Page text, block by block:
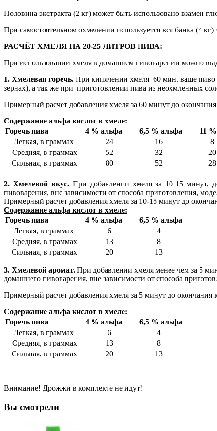
Половина экстракта (2 кг) может быть использовано взамен
При самостоятельном охмелении используется вся банка (4
РАСЧЁТ ХМЕЛЯ НА 20-25 ЛИТРОВ ПИВА:
При использовании хмеля в домашнем пивоварении можно
1. Хмелевая горечь. При кипячении хмеля 60 мин. ваше пиво
зернах), а так же при приготовлении пива из неохмленных
Примерный расчет добавления хмеля за 60 минут до
Содержание альфа кислот в хмеле:
Горечь пива
4 % альфа 6,5 % альфа
11 %
Легкая, в граммах
24 16
8
Средняя, в граммах
52 32
20
Сильная, в граммах
80 52 28
2. Хмелевой вкус.При добавлении хмеля за 10-15 минут,
пивоварения, вне зависимости от способа приготовления,
Примерный расчет добавления хмеля за 10-15 минут до
Содержание альфа кислот в хмеле:
Горечь пива
4 % альфа
6,5 % альфа
Легкая, в граммах
6
4
Средняя, в граммах
13
8
Сильная, в граммах
20 13
3. Хмелевой аромат. При добавлении хмеля менее чем за 5
домашнего пивоварения, вне зависимости от способа
Примерный расчет добавления хмеля за 5 минут до окончания
Содержание альфа кислот в хмеле:
Горечь пива
4 % альфа
6,5 % альфа
Легкая, в граммах
6
4
Средняя, в граммах
13
8
Сильная, в граммах
20 13
Внимание! Дрожжи в комплекте не идут!
Вы смотрели